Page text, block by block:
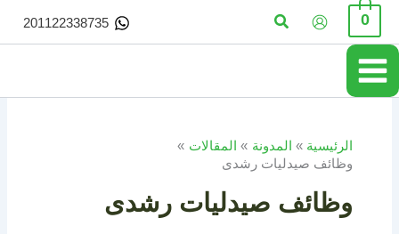
تخطي
المحتوى
0 البحث 201122338735
الرئيسية المدونة
المقالات
وظائف صيدليات رشدى
وظائف صيدليات رشدى